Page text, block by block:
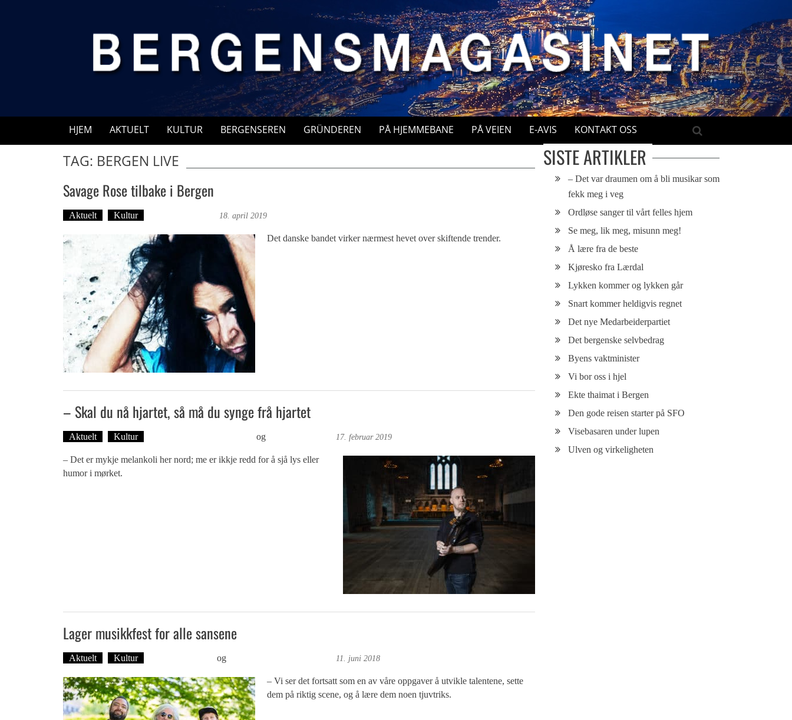
HJEM AKTUELT KULTUR BERGENSEREN GRÜNDEREN PÅ HJEMMEBANE PÅ VEIEN E-AVIS KONTAKT OSS
TAG: BERGEN LIVE
Savage Rose tilbake i Bergen
Aktuelt Kultur 18. april 2019
Det danske bandet virker nærmest hevet over skiftende trender.
– Skal du nå hjartet, så må du synge frå hjartet
Aktuelt Kultur og 17. februar 2019
– Det er mykje melankoli her nord; me er ikkje redd for å sjå lys eller
humor i mørket.
Lager musikkfest for alle sansene
Aktuelt Kultur og 11. juni 2018
– Vi ser det fortsatt som en av våre oppgaver å utvikle talentene, sette
dem på riktig scene, og å lære dem noen tjuvtriks.
SISTE ARTIKLER
– Det var draumen om å bli musikar som
fekk meg i veg
Ordløse sanger til vårt felles hjem
Se meg, lik meg, misunn meg!
Å lære fra de beste
Kjøresko fra Lærdal
Lykken kommer og lykken går
Snart kommer heldigvis regnet
Det nye Medarbeiderpartiet
Det bergenske selvbedrag
Byens vaktminister
Vi bor oss i hjel
Ekte thaimat i Bergen
Den gode reisen starter på SFO
Visebasaren under lupen
Ulven og virkeligheten